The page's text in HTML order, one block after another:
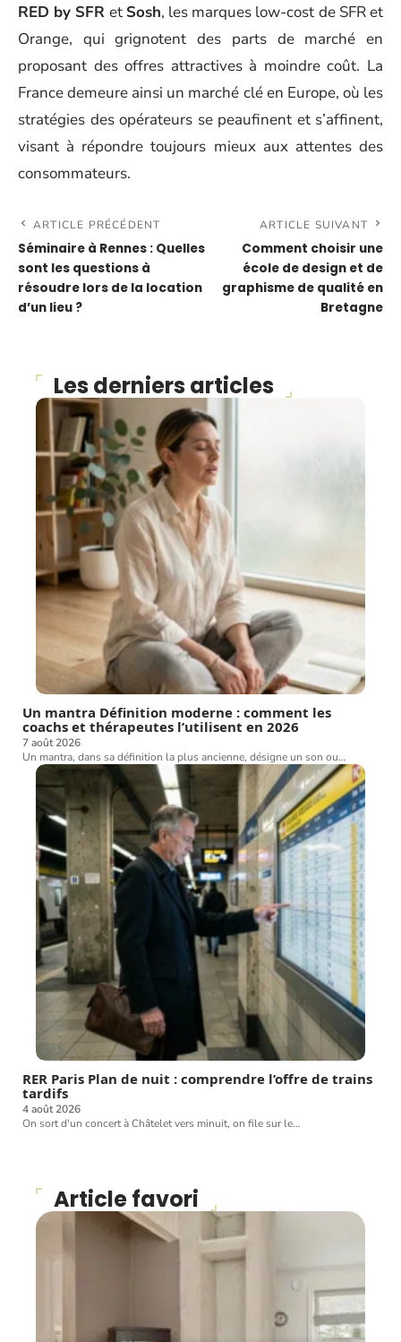
RED by SFR et Sosh, les marques low-cost de SFR et
Orange, qui grignotent des parts de marché en
proposant des offres attractives à moindre coût. La
France demeure ainsi un marché clé en Europe, où les
stratégies des opérateurs se peaufinent et s’affinent,
visant à répondre toujours mieux aux attentes des
consommateurs.
ARTICLE PRÉCÉDENT
Séminaire à Rennes : Quelles
sont les questions à
résoudre lors de la location
d’un lieu ?
ARTICLE SUIVANT
Comment choisir une
école de design et de
graphisme de qualité en
Bretagne
Les derniers articles
Un mantra Définition moderne : comment les
coachs et thérapeutes l’utilisent en 2026
7 août 2026
Un mantra, dans sa définition la plus ancienne, désigne un son ou…
RER Paris Plan de nuit : comprendre l’offre de trains
tardifs
4 août 2026
On sort d'un concert à Châtelet vers minuit, on file sur le…
Article favori